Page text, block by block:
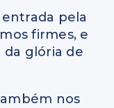
pela
firmes, e
da glória de
nos